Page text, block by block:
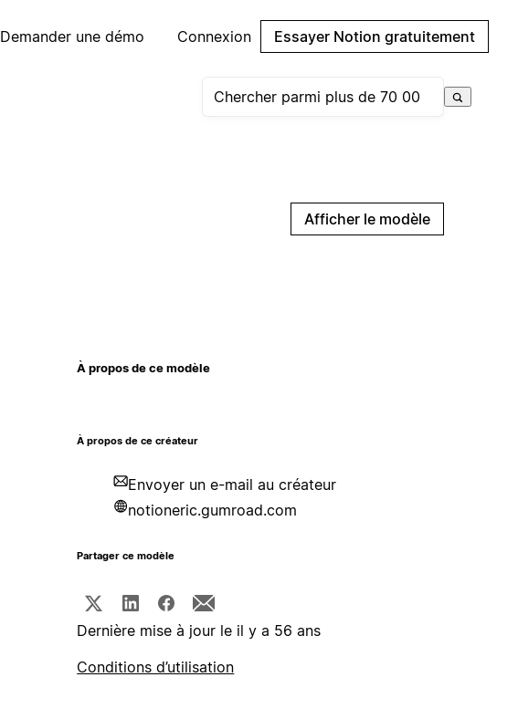
Demander une démo Connexion Essayer Notion gratuitement
Afficher le modèle
À propos de ce modèle
À propos de ce créateur
Envoyer un e-mail au créateur
notioneric.gumroad.com
Partager ce modèle
Dernière mise à jour le il y a 56 ans
Conditions d’utilisation